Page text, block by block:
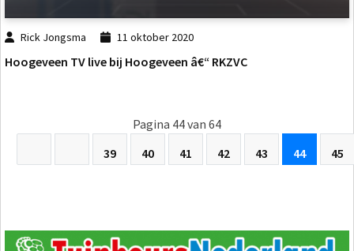
Rick Jongsma 11 oktober 2020
Hoogeveen TV live bij Hoogeveen â€“ RKZVC
Pagina 44 van 64
39
40 41 42 43 44 45